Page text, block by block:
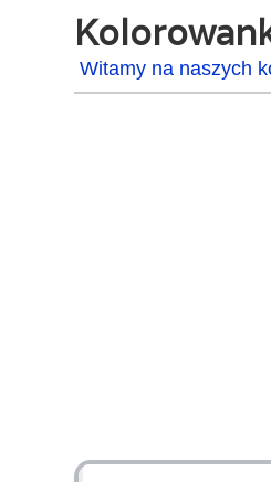
Witamy na naszych